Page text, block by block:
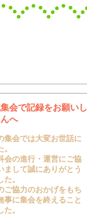
会で記録をお願いし
へ
集会では大変お世話に
会の進行・運営にご協
まして誠にありがとう
た。
ご協力のおかげをもち
事に集会を終えること
た。